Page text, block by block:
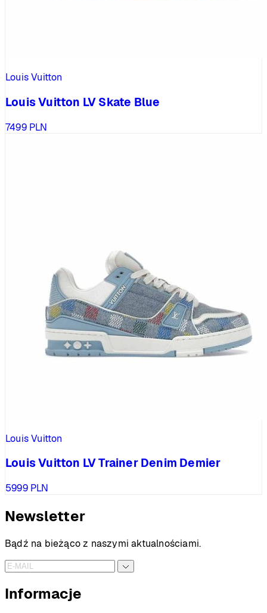
Louis Vuitton
Louis Vuitton LV Skate Blue
7499 PLN
Louis Vuitton
Louis Vuitton LV Trainer Denim Demier
5999 PLN
Newsletter
Bądź na bieżąco z naszymi aktualnościami.
Informacje